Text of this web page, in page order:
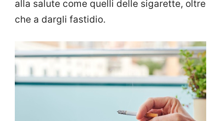
alla salute come quelli delle sigarette, oltre
che a dargli fastidio.